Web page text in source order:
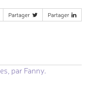
Partager Partager
par Fanny.